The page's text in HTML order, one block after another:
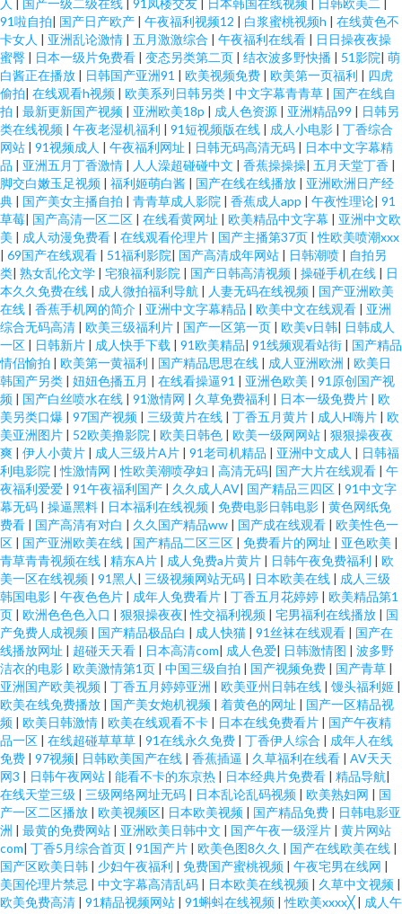
人 国产一级二级在线 91凤楼交友 日本韩国在线视频 日韩欧美二
91啦自拍| 国产日产欧产 | 午夜福利视频12 | 白浆蜜桃视频h | 在线黄色不
卡女人 | 亚洲乱论激情 | 五月激激综合 | 午夜福利在线看 | 日日操夜夜操
蜜臀 | 日本一级片免费看 | 变态另类第二页 | 结衣波多野快播 | 51影院| 萌
白酱正在播放 | 日韩国产亚洲91 | 欧美视频免费 | 欧美第一页福利 | 四虎
偷拍| 在线观看h视频 | 欧美系列日韩另类 | 中文字幕青青草 | 国产在线自
拍 | 最新更新国产视频 | 亚洲欧美18p | 成人色资源 | 亚洲精品99 | 日韩另
类在线视频 | 午夜老湿机福利 | 91短视频版在线 | 成人小电影 | 丁香综合
网站 | 91视频成人 | 午夜福利网址 | 日韩无码高清无码 | 日本中文字幕精
品 | 亚洲五月丁香激情 | 人人澡超碰碰中文 | 香蕉操操操| 五月天堂丁香 |
脚交白嫩玉足视频 | 福利姬萌白酱 | 国产在线在线播放 | 亚洲欧洲日产经
典 | 国产美女主播自拍 | 青青草成人影院 | 香蕉成人app | 午夜性理论| 91
草莓| 国产高清一区二区 | 在线看黄网址 | 欧美精品中文字幕 | 亚洲中文欧
美 | 成人动漫免费看 | 在线观看伦理片 | 国产主播第37页 |性欧美喷潮xxx
| 69国产在线观看 | 51福利影院| 国产高清成年网站 | 日韩潮喷 | 自拍另
类| 熟女乱伦文学 | 宅狼福利影院 | 国产日韩高清视频 | 操碰手机在线 | 日
本久久免费在线 | 成人微拍福利导航 | 人妻无码在线视频 | 国产亚洲欧美
在线 | 香蕉手机网的简介 | 亚洲中文字幕精品 | 欧美中文在线观看 | 亚洲
综合无码高清 | 欧美三级福利片 | 国产一区第一页 | 欧美v日韩| 日韩成人
一区 | 日韩新片 | 成人快手下载 | 91欧美精品| 91线频观看站街 | 国产精品
情侣愉拍 | 欧美第一黄福利 | 国产精品思思在线 | 成人亚洲欧洲 | 欧美日
韩国产另类 | 妞妞色播五月 | 在线看操逼91 | 亚洲色欧美 | 91原创国产视
频 | 国产白丝喷水在线 | 91激情网 | 久草免费福利 | 日本一级免费片 | 欧
美另类口爆 | 97国产视频 | 三级黄片在线 | 丁香五月黄片 | 成人H嗨片 | 欧
美亚洲图片 | 52欧美撸影院 | 欧美日韩色 | 欧美一级网网站 | 狠狠操夜夜
爽 | 伊人小黄片 | 成人三级片A片 | 91老司机精品 | 亚洲中文成人 | 日韩福
利电影院 |性激情网 |性欧美潮喷孕妇 | 高清无码| 国产大片在线观看 | 午
夜福利爱爱 | 91午夜福利国产 | 久久成人AV| 国产精品三四区 | 91中文字
幕无码 | 操逼黑料 | 日本福利在线视频 | 免费电影日韩电影 | 黄色网纸免
费看 | 国产高清有对白 | 久久国产精品ww | 国产成在线观看 | 欧美性色一
区 | 国产亚洲欧美在线 | 国产精品二区三区 | 免费看片的网址 | 亚色欧美 |
青草青青视频在线 | 精东A片 | 成人免费a片黄片 | 日韩午夜免费福利 | 欧
美一区在线视频 | 91黑人 | 三级视频网站无码 | 日本欧美在线 | 成人三级
韩国电影 | 午夜色色片 | 成年人免费看片 | 丁香五月花婷婷 | 欧美精品第1
页 | 欧洲色色色入口 | 狠狠操夜夜|性交福利视频 | 宅男福利在线播放 | 国
产免费人成视频 | 国产精品极品白 | 成人快猫 | 91丝袜在线观看 | 国产在
线播放网址 | 超碰天天看 | 日本高清com| 成人色爱| 日韩激情图 | 波多野
洁衣的电影 | 欧美激情第1页 | 中国三级自拍 | 国产视频免费 | 国产青草 |
亚洲国产欧美视频 | 丁香五月婷婷亚洲 | 欧美亚州日韩在线 | 馒头福利姬 |
欧美在线免费播放 | 国产美女炮机视频 | 着黄色的网址 | 国产一区精品视
频 | 欧美日韩激情 | 欧美在线观看不卡 | 日本在线免费看片 | 国产午夜精
品一区 | 在线超碰草草草 | 91在线永久免费 | 丁香伊人综合 | 成年人在线
免费 | 97视频| 日韩欧美国产在线 | 香蕉插逼 | 久草福利在线看 | AV天天
网3 | 日韩午夜网站 | 能看不卡的东京热 | 日本经典片免费看 | 精品导航|
在线天堂三级 | 三级网络网址无码 | 日本乱论乱码视频 | 欧美熟妇网 | 国
产一区二区播放 | 欧美视频区| 日本欧美视频 | 国产精品免费 | 日韩电影亚
洲 | 最黄的免费网站 | 亚洲欧美日韩中文 | 国产午夜一级淫片 | 黄片网站
com| 丁香5月综合首页 | 91国产片 | 欧美色图8久久 | 国产在线欧美在线 |
国产区欧美日韩 | 少妇午夜福利 | 免费国产蜜桃视频 | 午夜宅男在线网 |
美国伦理片禁忌 | 中文字幕高清乱码 | 日本欧美在线视频 | 久草中文视频 |
欧美免费高清 | 91精品视频网站 | 91蝌蚪在线视频 |性欧美xxxx╳| 成人午